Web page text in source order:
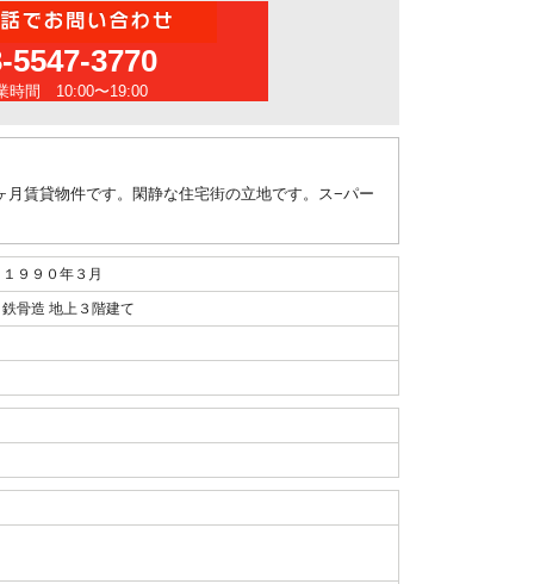
5547-3770
時間 10:00〜19:00
賃貸物件です。閑静な住宅街の立地です。ス−パー
１９９０年３月
鉄骨造 地上３階建て